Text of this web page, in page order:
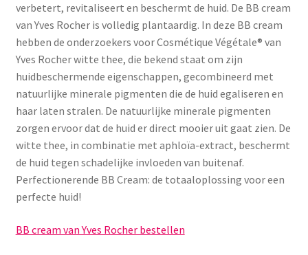
verbetert, revitaliseert en beschermt de huid. De BB cream
van Yves Rocher is volledig plantaardig. In deze BB cream
hebben de onderzoekers voor Cosmétique Végétale® van
Yves Rocher witte thee, die bekend staat om zijn
huidbeschermende eigenschappen, gecombineerd met
natuurlijke minerale pigmenten die de huid egaliseren en
haar laten stralen. De natuurlijke minerale pigmenten
zorgen ervoor dat de huid er direct mooier uit gaat zien. De
witte thee, in combinatie met aphloïa-extract, beschermt
de huid tegen schadelijke invloeden van buitenaf.
Perfectionerende BB Cream: de totaaloplossing voor een
perfecte huid!
BB cream van Yves Rocher bestellen